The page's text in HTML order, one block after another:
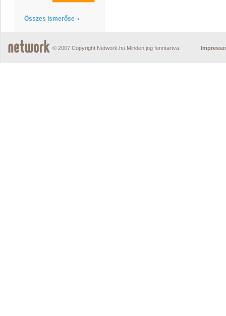
Összes ismerőse
© 2007 Copyright Network.hu Minden jog fenntartva.